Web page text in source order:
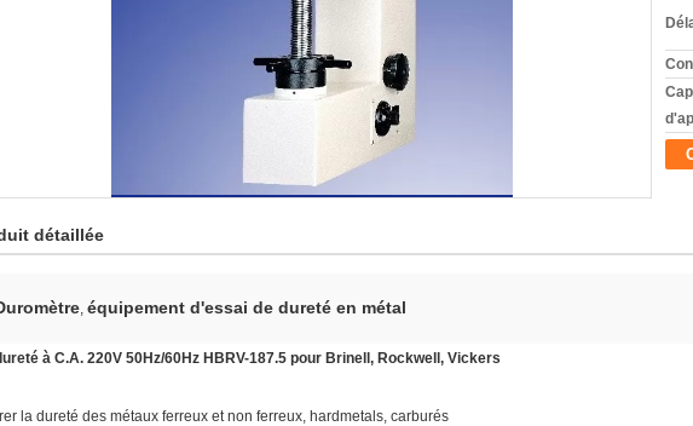
détaillée
, équipement d'essai de dureté en métal
à C.A. 220V 50Hz/60Hz HBRV-187.5 pour Brinell, Rockwell, Vickers
la dureté des métaux ferreux et non ferreux, hardmetals, carburés